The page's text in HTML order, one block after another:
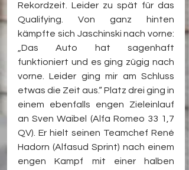
Rekordzeit. Leider zu spät für das
Qualifying. Von ganz hinten
kämpfte sich Jaschinski nach vorne:
„Das Auto hat sagenhaft
funktioniert und es ging zügig nach
vorne. Leider ging mir am Schluss
etwas die Zeit aus.“ Platz drei ging in
einem ebenfalls engen Zieleinlauf
an Sven Waibel (Alfa Romeo 33 1,7
QV). Er hielt seinen Teamchef René
Hadorn (Alfasud Sprint) nach einem
engen Kampf mit einer halben